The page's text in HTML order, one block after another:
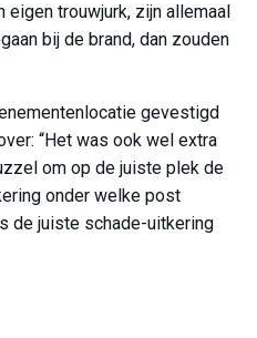
trouwjurk, zijn allemaal
bij de brand, dan zouden
gevestigd
“Het was ook wel extra
om op de juiste plek de
onder welke post
de juiste schade-uitkering